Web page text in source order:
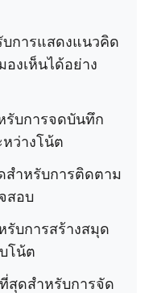
บการแสดงแนวคิด
งเห็นได้อย่าง
รับการจดบันทึก
ว่างโน้ต
สำหรับการติดตาม
สอบ
รับการสร้างสมุด
โน้ต
สุดสำหรับการจัด